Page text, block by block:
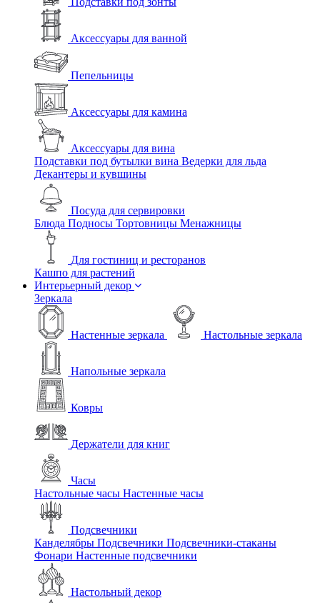
Аксессуары для ванной
Пепельницы
Аксессуары для камина
Аксессуары для вина
Подставки под бутылки вина Ведерки для льда
Декантеры и кувшины
Посуда для сервировки
Блюда Подносы Тортовницы Менажницы
Для гостиниц и ресторанов
Кашпо для растений
Интерьерный декор
Зеркала
Настенные зеркала Настольные зеркала
Напольные зеркала
Ковры
Держатели для книг
Часы
Настольные часы Настенные часы
Подсвечники
Канделябры Подсвечники Подсвечники-стаканы
Фонари Настенные подсвечники
Настольный декор